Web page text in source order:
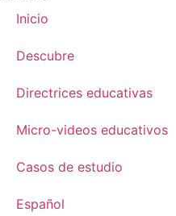
Inicio
Descubre
Directrices educativas
Micro-videos educativos
Casos de estudio
Español